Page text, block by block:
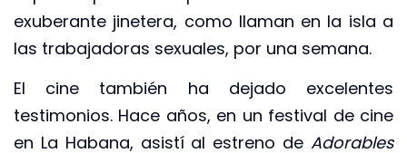
exuberante jinetera, como llaman en la isla a
las trabajadoras sexuales, por una semana.
El cine también ha dejado excelentes
testimonios. Hace años, en un festival de cine
en La Habana, asistí al estreno de Adorables